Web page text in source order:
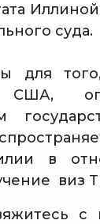
суда.
для
в
виз T
с